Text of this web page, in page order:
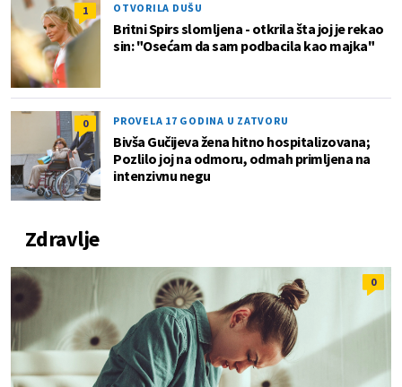
1 OTVORILA DUŠU
Britni Spirs slomljena - otkrila šta joj je rekao
sin: "Osećam da sam podbacila kao majka"
0 PROVELA 17 GODINA U ZATVORU
Bivša Gučijeva žena hitno hospitalizovana;
Pozlilo joj na odmoru, odmah primljena na
intenzivnu negu
Zdravlje
0